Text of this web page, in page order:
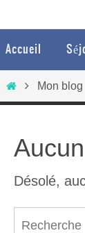
contenu
vers
le
contenu
Accueil
HomeMon blog
Désolé,